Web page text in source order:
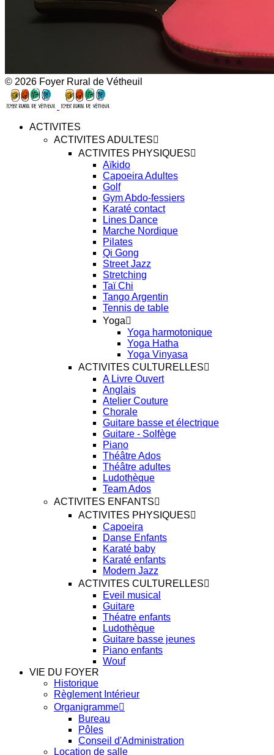
© 2026 Foyer Rural de Vétheuil
ACTIVITES
ACTIVITES ADULTES
ACTIVITES PHYSIQUES
Aïkido
Capoeira Adultes
Golf
Gym Abdo-fessiers
Karaté contact
Lines Dance
Marche Nordique
Pilates
Qi Gong
Street Jazz
Stretching
Taï Chi
Tango Argentin
Tennis de table
Yoga
Yoga harmotonique
Yoga Hatha
Yoga Vinyasa
ACTIVITES CULTURELLES
A Livre Ouvert
Anglais
Atelier Couture
Chorale
Guitare basse et électrique
Guitare - Solfège
Piano
Théâtre Ados
Théâtre adultes
Ludothèque
Team Ados
ACTIVITES ENFANTS
ACTIVITES PHYSIQUES
Capoeira
Danse Enfants
Karaté baby
Karaté enfants
Modern Jazz
ACTIVITES CULTURELLES
Eveil musical
Guitare
Théatre enfants
Ludothèque
Guitare basse jeunes
Piano enfants
Wouf
VIE DU FOYER
Historique
Règlement Intérieur
Organigramme
Bureau
Pôles
Conseil d'Administration
Location de salle